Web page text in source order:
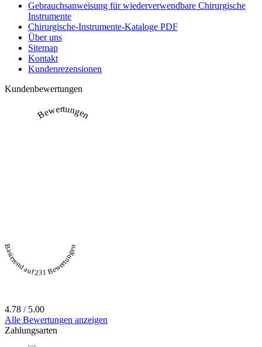
Gebrauchsanweisung für wiederverwendbare Chirurgische
Instrumente
Chirurgische-Instrumente-Kataloge PDF
Über uns
Sitemap
Kontakt
Kundenrezensionen
Kundenbewertungen
Bewertungen
Basierend auf 231 Bewertungen
4.78 / 5.00
Alle Bewertungen anzeigen
Zahlungsarten